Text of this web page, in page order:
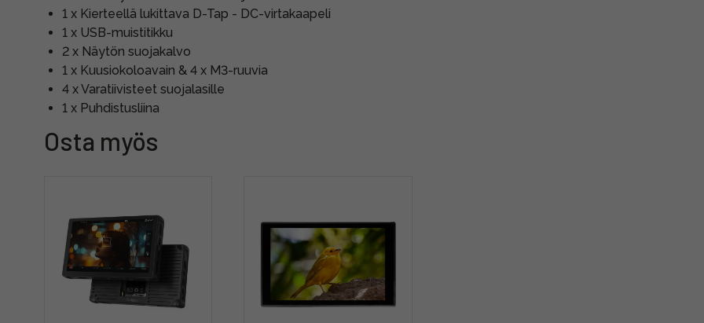
1 x Kierteellä lukittava D-Tap - DC-virtakaapeli
1 x USB-muistitikku
2 x Näytön suojakalvo
1 x Kuusiokoloavain & 4 x M3-ruuvia
4 x Varatiivisteet suojalasille
1 x Puhdistusliina
Osta myös